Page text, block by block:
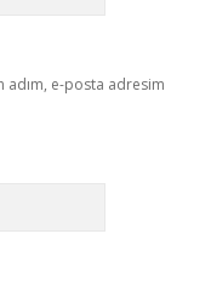
adım, e-posta adresim